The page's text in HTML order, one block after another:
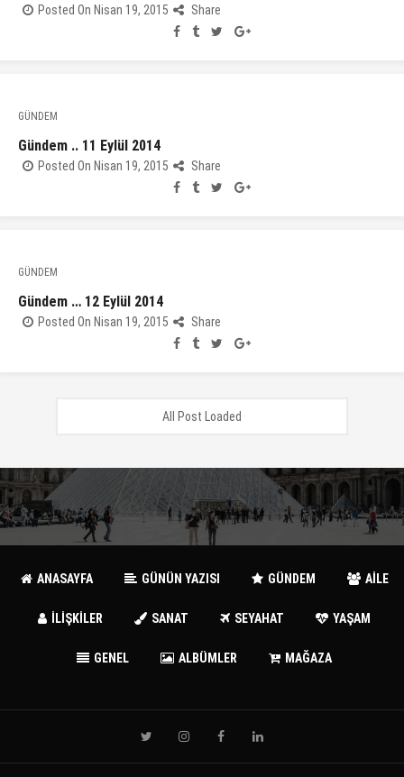
Posted On Nisan 19, 2015 Share
GÜNDEM
Gündem .. 11 Eylül 2014
Posted On Nisan 19, 2015 Share
GÜNDEM
Gündem … 12 Eylül 2014
Posted On Nisan 19, 2015 Share
All Post Loaded
ANASAYFA GÜNÜN YAZISI GÜNDEM AİLE
İLİŞKİLER SANAT SEYAHAT YAŞAM
GENEL ALBÜMLER MAĞAZA